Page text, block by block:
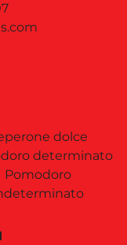
dolce
determinato
Pomodoro